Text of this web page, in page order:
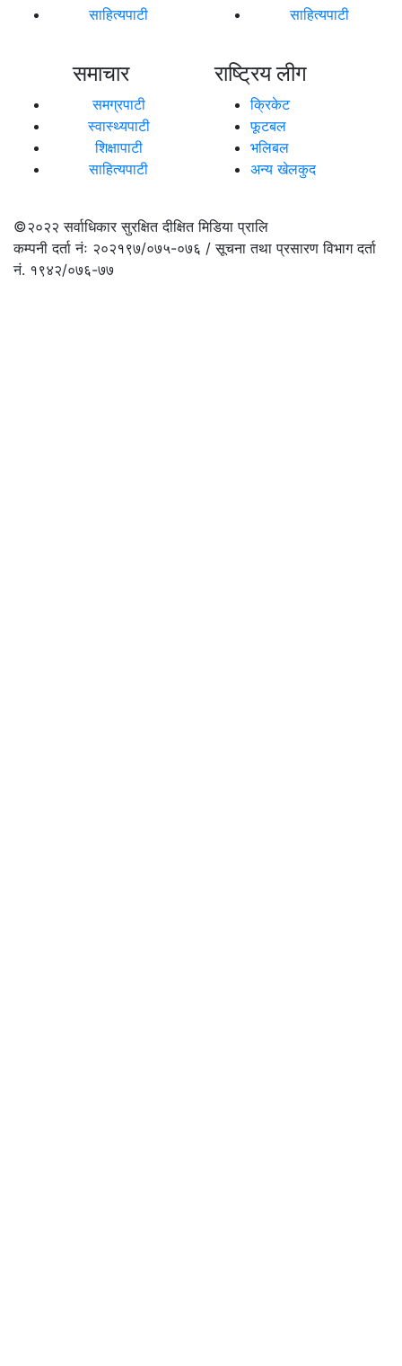
साहित्यपाटी
साहित्यपाटी
समाचार
समग्रपाटी
स्वास्थ्यपाटी
शिक्षापाटी
साहित्यपाटी
राष्ट्रिय लीग
क्रिकेट
फूटबल
भलिबल
अन्य खेलकुद
©२०२२सर्वाधिकार सुरक्षित दीक्षित मिडिया प्रालि
कम्पनी दर्ता नंः २०२१९७/०७५-०७६ / सूचना तथा प्रसारण विभाग दर्ता
नं. १९४२/०७६-७७